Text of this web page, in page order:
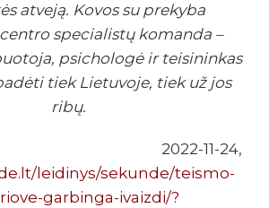
atveją. Kovos su prekyba
specialistų komanda –
psichologė ir teisininkas
tiek Lietuvoje, tiek už jos
ribų.
2022-11-24,
leidinys/sekunde/teismo-
garbinga-ivaizdi/?